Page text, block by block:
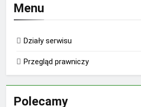
Menu
Działy serwisu
Przegląd prawniczy
Polecamy